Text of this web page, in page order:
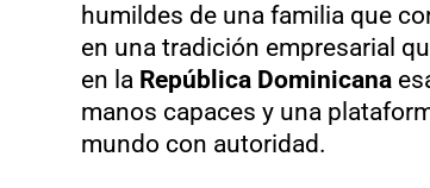
humildes de una familia que
en una tradición empresarial
en la República Dominicana
manos capaces y una
mundo con autoridad.